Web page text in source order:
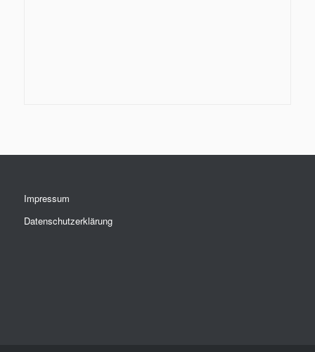
Impressum
Datenschutzerklärung